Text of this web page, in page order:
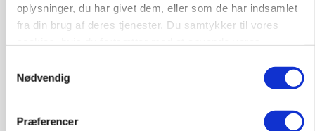
oplysninger, du har givet dem, eller som de har indsamlet
fra din brug af deres tjenester. Du samtykker til vores
Nødvendig
Præferencer
marked for biokul
Annonce